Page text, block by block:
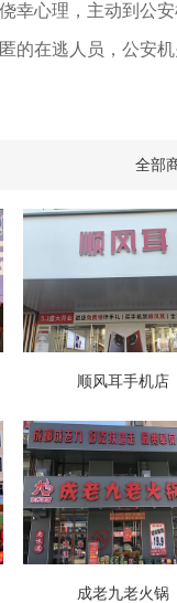
幸心理，主动到公
的在逃人员，公安
全部
顺风耳手机店
成老九老火锅